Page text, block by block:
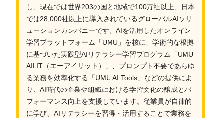
し、現在では世界203の国と地域で100万社以上、日本
では28,000社以上に導入されているグローバルAIソリ
ューションカンパニーです。AIを活用したオンライン
学習プラットフォーム「UMU」を核に、学術的な根拠
に基づいた実践型AIリテラシー学習プログラム「UMU
AILIT（エーアイリット）」、プロンプト不要であらゆ
る業務を効率化する「UMU AI Tools」などの提供によ
り、AI時代の企業や組織における学習文化の醸成とパ
フォーマンス向上を支援しています。従業員が自律的
に学び、AIリテラシーを習得・活用することで業務を